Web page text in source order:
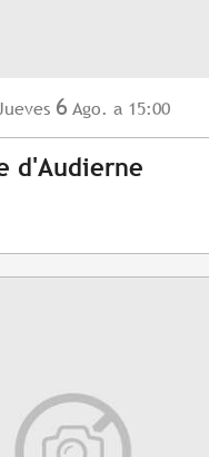
6 Ago. a 15:00
d'Audierne